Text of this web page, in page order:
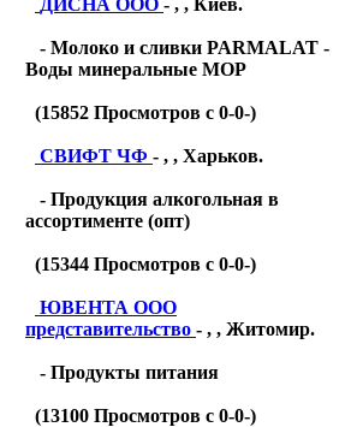
ДИСНА ООО - , , Киев.
- Молоко и сливки PARMALAT -
Воды минеральные МОР
(15852 Просмотров с 0-0-)
СВИФТ ЧФ - , , Харьков.
- Продукция алкогольная в
ассортименте (опт)
(15344 Просмотров с 0-0-)
ЮВЕНТА ООО
представительство - , , Житомир.
- Продукты питания
(13100 Просмотров с 0-0-)